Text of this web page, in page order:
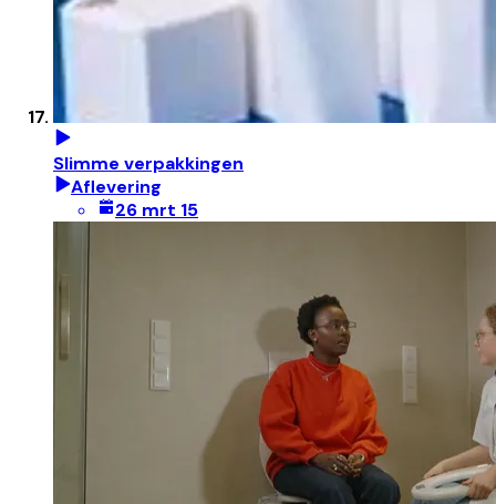
Slimme verpakkingen
Aflevering
26 mrt 15